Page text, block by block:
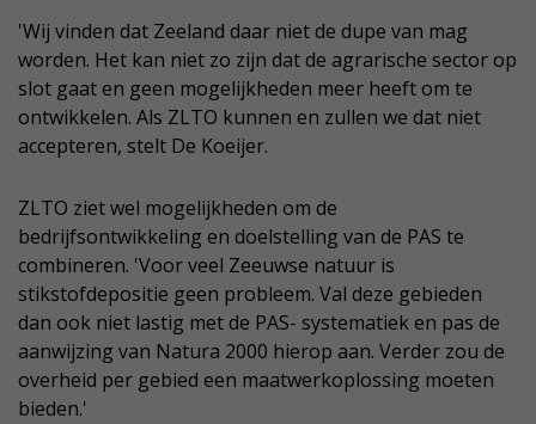
'Wij vinden dat Zeeland daar niet de dupe van mag
worden. Het kan niet zo zijn dat de agrarische sector op
slot gaat en geen mogelijkheden meer heeft om te
ontwikkelen. Als ZLTO kunnen en zullen we dat niet
accepteren, stelt De Koeijer.
ZLTO ziet wel mogelijkheden om de
bedrijfsontwikkeling en doelstelling van de PAS te
combineren. 'Voor veel Zeeuwse natuur is
stikstofdepositie geen probleem. Val deze gebieden
dan ook niet lastig met de PAS- systematiek en pas de
aanwijzing van Natura 2000 hierop aan. Verder zou de
overheid per gebied een maatwerkoplossing moeten
bieden.'